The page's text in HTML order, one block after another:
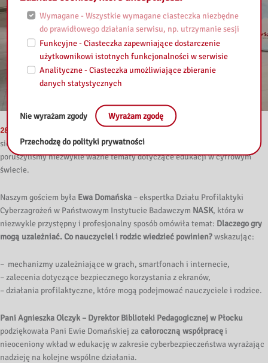
28 kwietnia 2025 r.
odbyło się kolejne inspirujące spotkanie uczestników
sieci „TIK – Cyfrowy Narzędziownik Nauczyciela”, podczas którego
poruszyliśmy niezwykle ważne tematy dotyczące edukacji w cyfrowym
świecie.
Naszym gościem była Ewa Domańska – ekspertka Działu Profilaktyki
Cyberzagrożeń w Państwowym Instytucie Badawczym NASK, która w
niezwykle przystępny i profesjonalny sposób omówiła temat: Dlaczego gry
mogą uzależniać. Co nauczyciel i rodzic wiedzieć powinien?wskazując:
– mechanizmy uzależniające w grach, smartfonach i internecie,
– zalecenia dotyczące bezpiecznego korzystania z ekranów,
– działania profilaktyczne, które mogą podejmować nauczyciele i rodzice.
Pani Agnieszka Olczyk – Dyrektor Biblioteki Pedagogicznej w Płocku
podziękowała Pani Ewie Domańskiej zacałoroczną współpracęi
nieoceniony wkład w edukację w zakresie cyberbezpieczeństwa wyrażając
nadzieję na kolejne wspólne działania.
Wymagane - Wszystkie wymagane ciasteczka niezbędne
do prawidłowego działania serwisu, np. utrzymanie sesji
Funkcyjne - Ciasteczka zapewniające dostarczenie
użytkownikowi istotnych funkcjonalności w serwisie
Analityczne - Ciasteczka umożliwiające zbieranie
danych statystycznych
Nie wyrażam zgody Wyrażam zgodę
Przechodzę do polityki prywatności